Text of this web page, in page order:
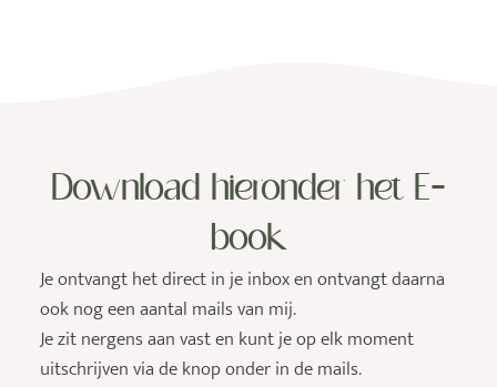
Download hieronder het E-
book
Je ontvangt het direct in je inbox en ontvangt daarna
ook nog een aantal mails van mij.
Je zit nergens aan vast en kunt je op elk moment
uitschrijven via de knop onder in de mails.